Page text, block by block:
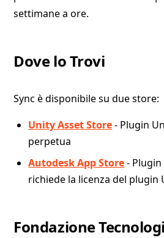
settimane a ore.
Dove lo Trovi
Sync è disponibile su due store:
Unity Asset Store- Plugin
perpetua
Autodesk App Store-
richiede la licenza del plugin
Fondazione